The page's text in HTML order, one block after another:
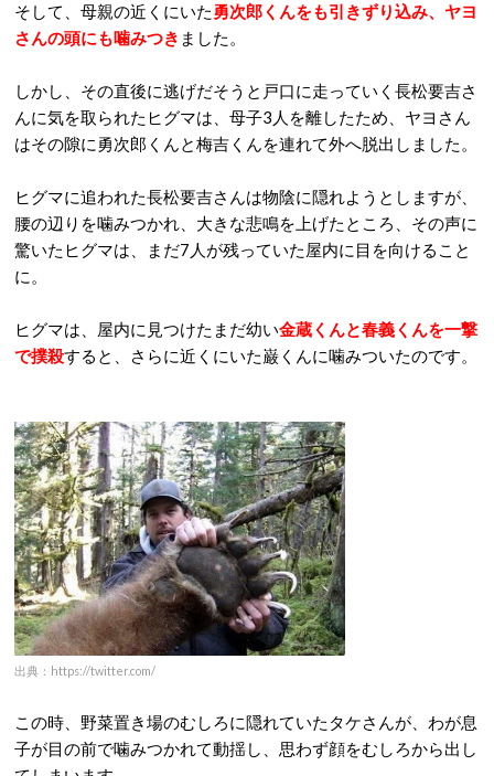
そして、母親の近くにいた勇次郎くんをも引きずり込み、ヤヨ
さんの頭にも噛みつき ました。
しかし、その直後に逃げだそうと戸口に走っていく長松要吉さ
んに気を取られたヒグマは、母子3人を離したため、ヤヨさん
はその隙に勇次郎くんと梅吉くんを連れて外へ脱出しました。
ヒグマに追われた長松要吉さんは物陰に隠れようとしますが、
腰の辺りを噛みつかれ、大きな悲鳴を上げたところ、その声に
驚いたヒグマは、まだ7人が残っていた屋内に目を向けること
に。
ヒグマは、屋内に見つけたまだ幼い金蔵くんと春義くんを一撃
で撲殺すると、さらに近くにいた巌くんに噛みついたのです。
出典：https://twitter.com/
この時、野菜置き場のむしろに隠れていたタケさんが、わが息
子が目の前で噛みつかれて動揺し、思わず顔をむしろから出し